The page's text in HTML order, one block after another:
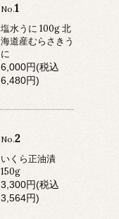
No.1
塩水うに 100g 北
海道産むらさきう
に
6,000円(税込
6,480円)
No.2
いくら正油漬
150g
3,300円(税込
3,564円)